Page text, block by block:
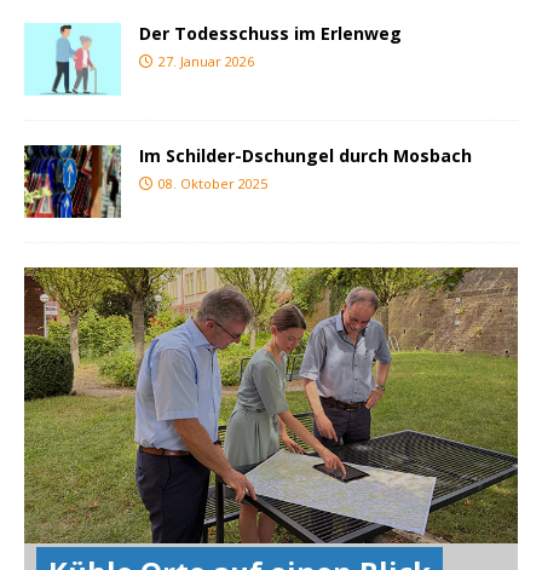
Der Todesschuss im Erlenweg
27. Januar 2026
Im Schilder-Dschungel durch Mosbach
08. Oktober 2025